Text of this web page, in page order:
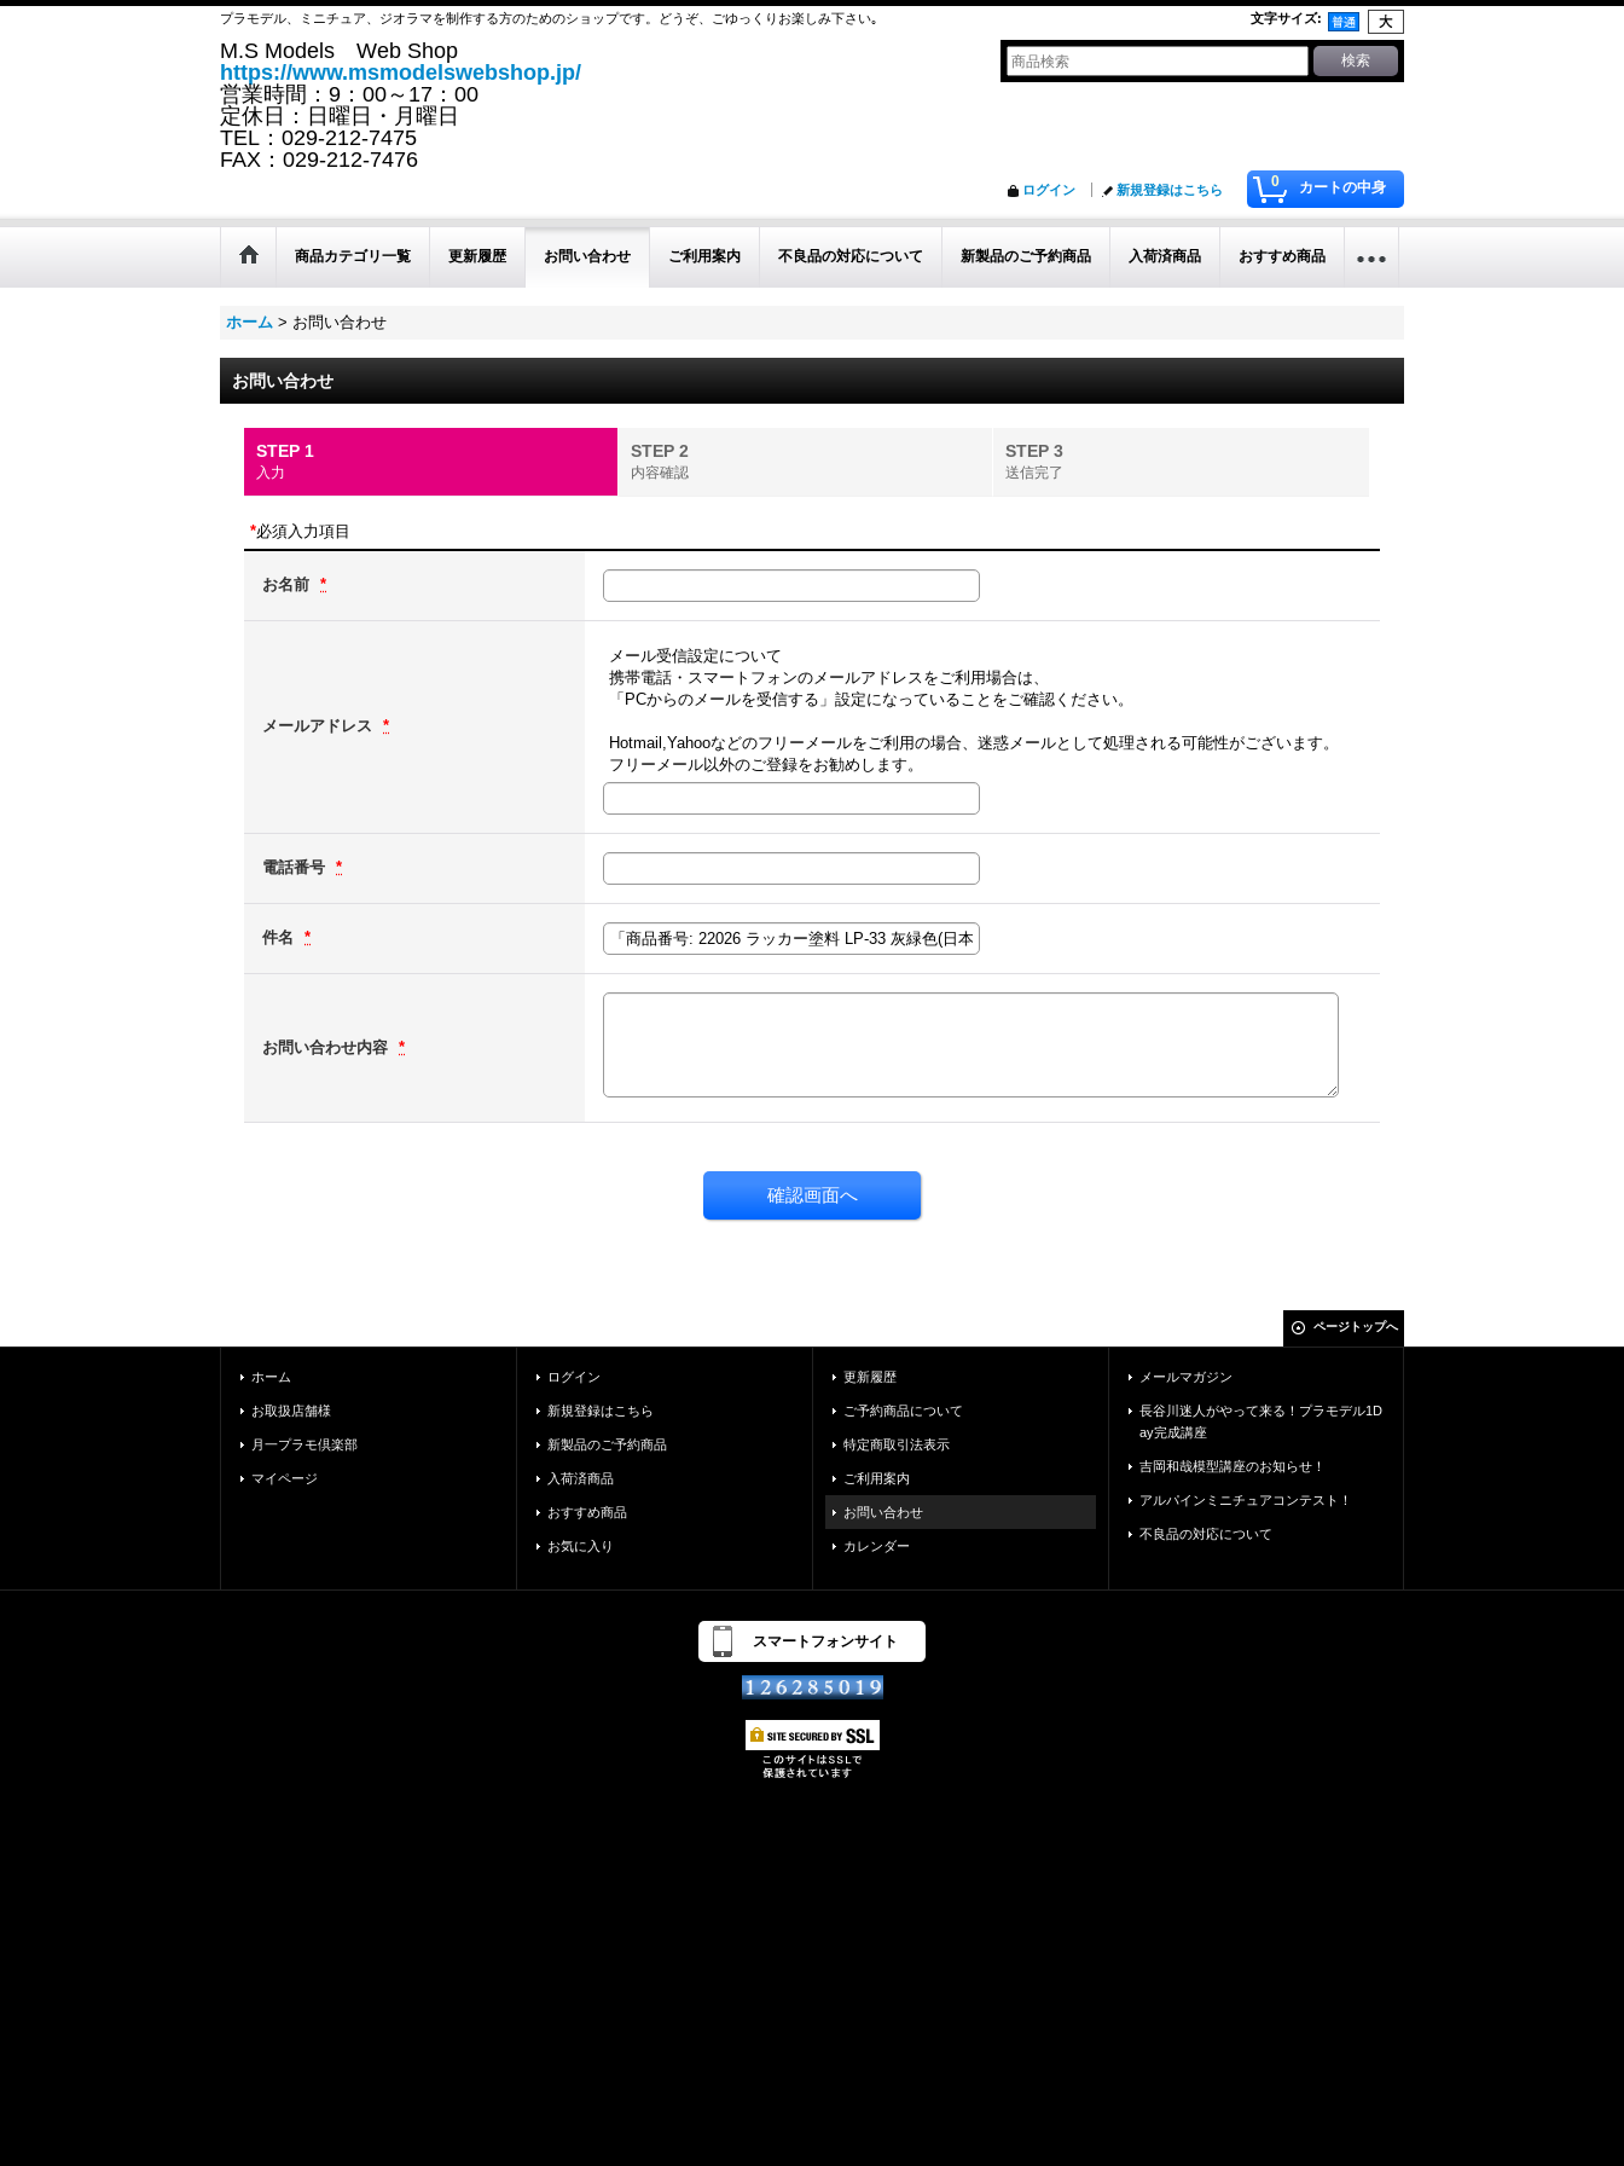
プラモデル、ミニチュア、ジオラマを制作する方のためのショップです。どうぞ、ごゆっくりお楽しみ下さい｡ 文字サイズ:
M.S Models Web Shop
https://www.msmodelswebshop.jp/
営業時間：9：00～17：00
定休日：日曜日・月曜日
TEL：029-212-7475
FAX：029-212-7476
0 カートの中身
ログイン 新規登録はこちら
商品カテゴリ一覧 更新履歴 お問い合わせ ご利用案内 不良品の対応について 新製品のご予約商品 入荷済商品 おすすめ商品
ホーム > お問い合わせ
お問い合わせ
STEP 1
入力
STEP 2
内容確認
STEP 3
送信完了
*必須入力項目
お名前 *
メールアドレス *
メール受信設定について
携帯電話・スマートフォンのメールアドレスをご利用場合は、
「PCからのメールを受信する」設定になっていることをご確認ください。
Hotmail,Yahooなどのフリーメールをご利用の場合、迷惑メールとして処理される可能性がございます。
フリーメール以外のご登録をお勧めします。
電話番号 *
件名 *
お問い合わせ内容 *
ページトップへ
ホーム
お取扱店舗様
月一プラモ倶楽部
マイページ
ログイン
新規登録はこちら
新製品のご予約商品
入荷済商品
おすすめ商品
お気に入り
更新履歴
ご予約商品について
特定商取引法表示
ご利用案内
お問い合わせ
カレンダー
メールマガジン
長谷川迷人がやって来る！プラモデル1D
ay完成講座
吉岡和哉模型講座のお知らせ！
アルパインミニチュアコンテスト！
不良品の対応について
スマートフォンサイト